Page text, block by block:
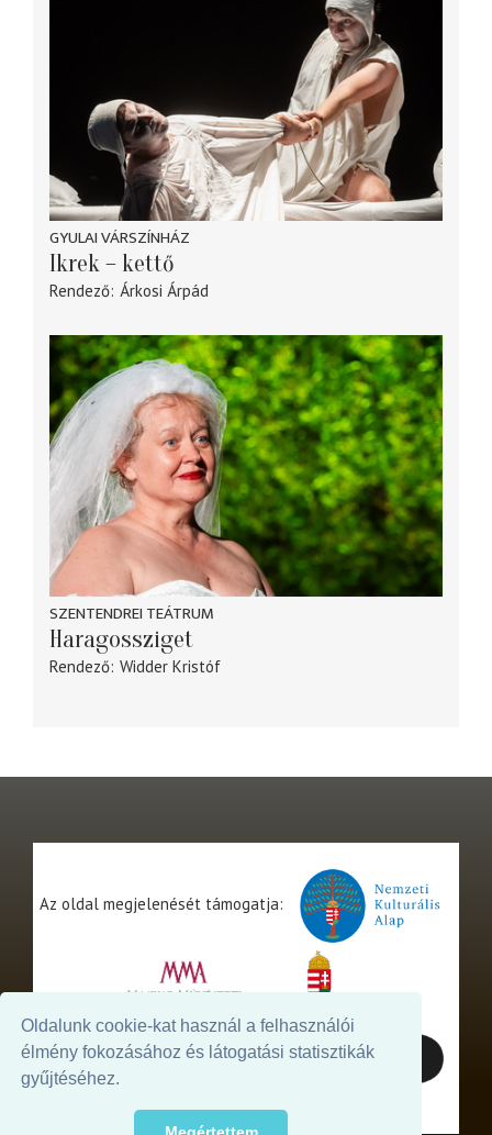
Oldalunk cookie-kat használ a felhasználói
élmény fokozásához és látogatási statisztikák
gyűjtéséhez.
GYULAI VÁRSZÍNHÁZ
Ikrek – kettő
Rendező Árkosi Árpád
SZENTENDREI TEÁTRUM
Haragossziget
Rendező Widder Kristóf
Az oldal megjelenését támogatja: